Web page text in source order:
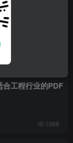
清晰度
工程行业的PDF
1088